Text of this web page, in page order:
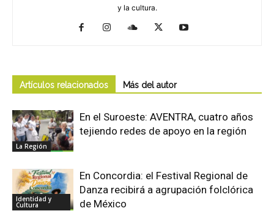
y la cultura.
Artículos relacionados Más del autor
La Región
En el Suroeste: AVENTRA, cuatro años
tejiendo redes de apoyo en la región
Identidad y
Cultura
En Concordia: el Festival Regional de
Danza recibirá a agrupación folclórica
de México